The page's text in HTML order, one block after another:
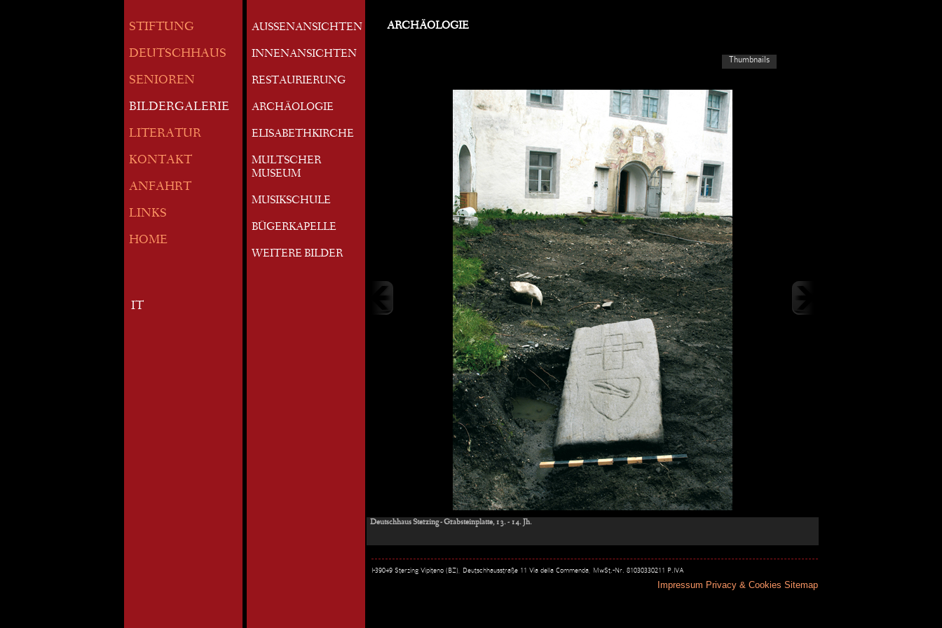
STIFTUNG
DEUTSCHHAUS
SENIOREN
BILDERGALERIE
LITERATUR
KONTAKT
ANFAHRT
LINKS
HOME
IT
AUSSENANSICHTEN
INNENANSICHTEN
RESTAURIERUNG
ARCHÄOLOGIE
ELISABETHKIRCHE
MULTSCHER
MUSEUM
MUSIKSCHULE
BÜGERKAPELLE
WEITERE BILDER
ARCHÄOLOGIE
Deutschhaus Sterzing - Grabsteinplatte, 13. - 14. Jh.
Thumbnails
I-39049 Sterzing Vipiteno (BZ), Deutschhausstraße 11 Via della Commenda, MwSt.-Nr. 81030330211 P.IVA
Impressum Privacy & Cookies Sitemap